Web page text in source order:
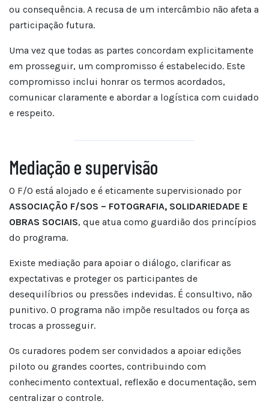
ou consequência. A recusa de um intercâmbio não afeta a
participação futura.
Uma vez que todas as partes concordam explicitamente
em prosseguir, um compromisso é estabelecido. Este
compromisso inclui honrar os termos acordados,
comunicar claramente e abordar a logística com cuidado
e respeito.
Mediação e supervisão
O F/O está alojado e é eticamente supervisionado por
ASSOCIAÇÃO F/SOS – FOTOGRAFIA, SOLIDARIEDADE E
OBRAS SOCIAIS, que atua como guardião dos princípios
do programa.
Existe mediação para apoiar o diálogo, clarificar as
expectativas e proteger os participantes de
desequilíbrios ou pressões indevidas. É consultivo, não
punitivo. O programa não impõe resultados ou força as
trocas a prosseguir.
Os curadores podem ser convidados a apoiar edições
piloto ou grandes coortes, contribuindo com
conhecimento contextual, reflexão e documentação, sem
centralizar o controle.